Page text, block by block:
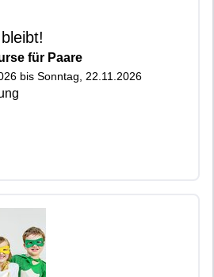
für Paare
bis Sonntag, 22.11.2026